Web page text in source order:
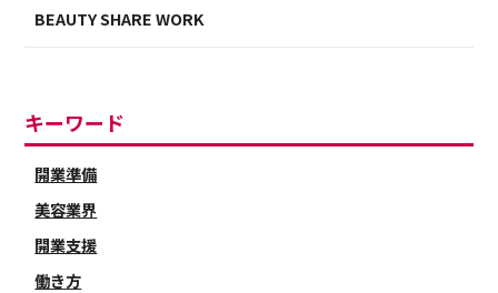
BEAUTY SHARE WORK
キーワード
開業準備
美容業界
開業支援
働き方